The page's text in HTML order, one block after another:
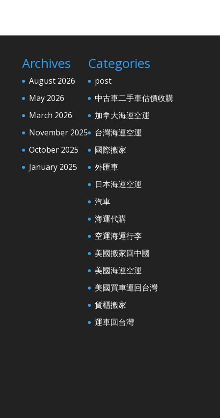
Archives
August 2026
May 2026
March 2026
November 2025
October 2025
January 2025
Categories
post
中古車二手車估價收購
加拿大海運空運
台灣海運空運
國際搬家
外匯車
日本海運空運
汽車
海運代購
空運海運行李
美國搬家回中國
美國海運空運
美國買車運回台灣
貨櫃搬家
運車回台灣